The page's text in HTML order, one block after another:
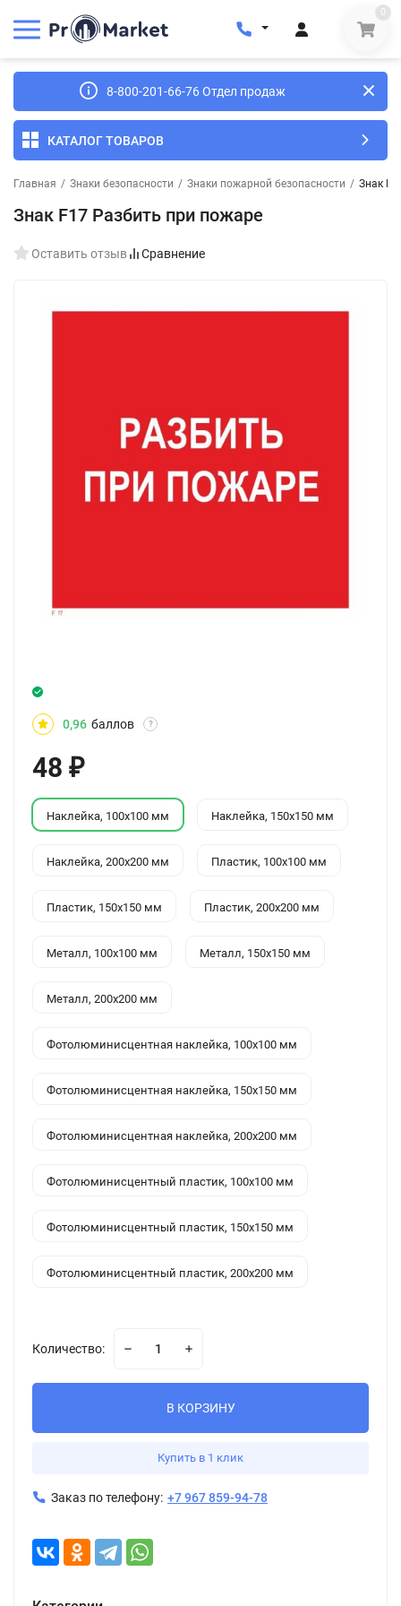
0
8-800-201-66-76 Отдел продаж
КАТАЛОГ ТОВАРОВ
Главная / Знаки безопасности / Знаки пожарной безопасности / Знак
Знак F17 Разбить при пожаре
Оставить отзыв Сравнение
0,96 баллов ?
48 ₽
Наклейка, 100x100 мм Наклейка, 150x150 мм
Наклейка, 200x200 мм Пластик, 100x100 мм
Пластик, 150x150 мм Пластик, 200x200 мм
Металл, 100x100 мм Металл, 150x150 мм
Металл, 200x200 мм
Фотолюминисцентная наклейка, 100x100 мм
Фотолюминисцентная наклейка, 150x150 мм
Фотолюминисцентная наклейка, 200x200 мм
Фотолюминисцентный пластик, 100x100 мм
Фотолюминисцентный пластик, 150x150 мм
Фотолюминисцентный пластик, 200x200 мм
Количество:
В КОРЗИНУ
Купить в 1 клик
Заказ по телефону: +7 967 859-94-78